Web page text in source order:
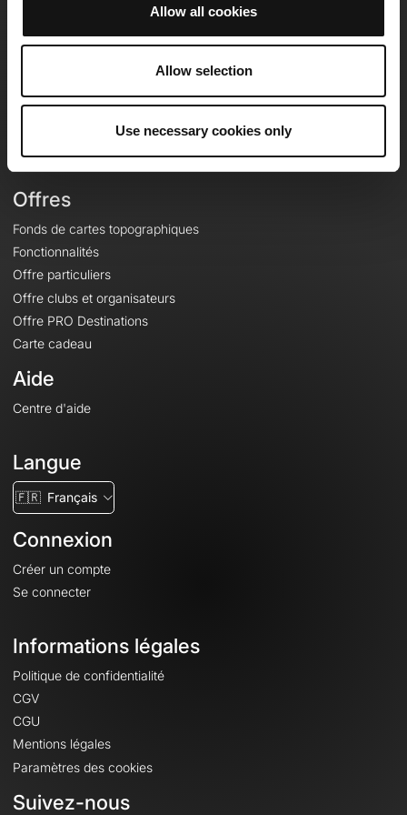
Allow all cookies
Allow selection
Use necessary cookies only
OpenRunner
Carrières
Offres
Fonds de cartes topographiques
Fonctionnalités
Offre particuliers
Offre clubs et organisateurs
Offre PRO Destinations
Carte cadeau
Aide
Centre d'aide
Langue
🇫🇷 Français
Connexion
Créer un compte
Se connecter
Informations légales
Politique de confidentialité
CGV
CGU
Mentions légales
Paramètres des cookies
Suivez-nous